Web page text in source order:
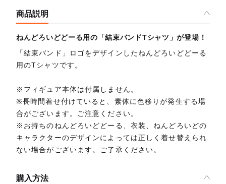
商品説明
ねんどろいどどーる用の「結束バンドTシャツ」が登場！
「結束バンド」ロゴをデザインしたねんどろいどどーる
用のTシャツです。
※フィギュア本体は付属しません。
※長時間着せ付けていると、素体に色移りが発生する場
合がございます。ご注意ください。
※お持ちのねんどろいどどーる、衣装、ねんどろいどの
キャラクターのデザインによっては正しく着せ替えられ
ない場合がございます。ご了承ください。
購入方法